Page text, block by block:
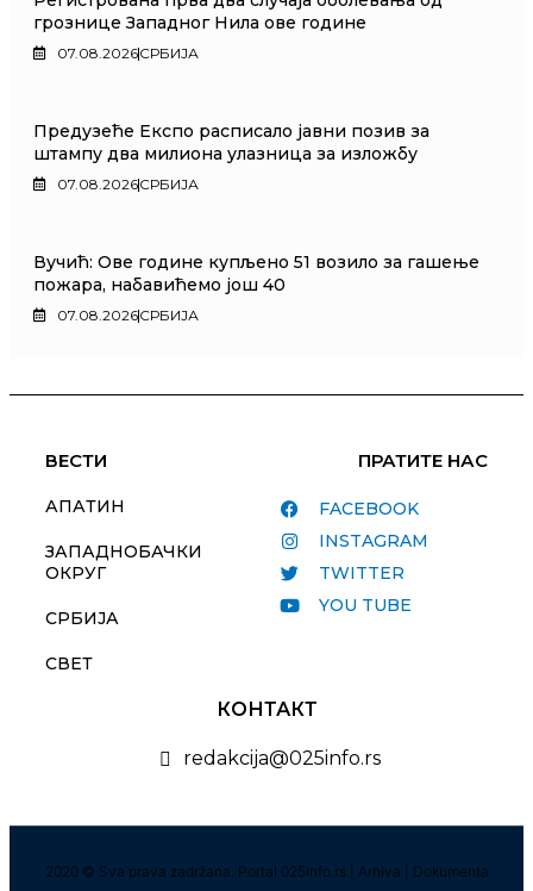
грознице Западног Нила ове године
07.08.2026СРБИЈА
Предузеће Експо расписало јавни позив за
штампу два милиона улазница за изложбу
07.08.2026СРБИЈА
Вучић: Ове године купљено 51 возило за гашење
пожара, набавићемо још 40
07.08.2026СРБИЈА
ВЕСТИ
АПАТИН
ЗАПАДНОБАЧКИ
ОКРУГ
СРБИЈА
СВЕТ
ПРАТИТЕ НАС
FACEBOOK
INSTAGRAM
TWITTER
YOU TUBE
КОНТАКТ
redakcija@025info.rs
2020 © Sva prava zadržana. Portal 025info.rs | Arhiva Dokumenta